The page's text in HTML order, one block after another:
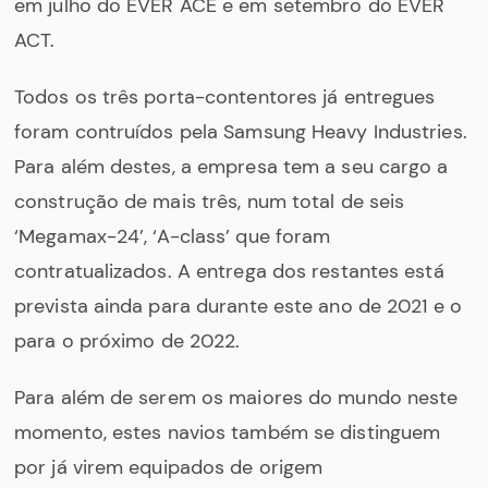
em julho do EVER ACE e em setembro do EVER
ACT.
Todos os três porta-contentores já entregues
foram contruídos pela Samsung Heavy Industries.
Para além destes, a empresa tem a seu cargo a
construção de mais três, num total de seis
‘Megamax-24’, ‘A-class’ que foram
contratualizados. A entrega dos restantes está
prevista ainda para durante este ano de 2021 e o
para o próximo de 2022.
Para além de serem os maiores do mundo neste
momento, estes navios também se distinguem
por já virem equipados de origem